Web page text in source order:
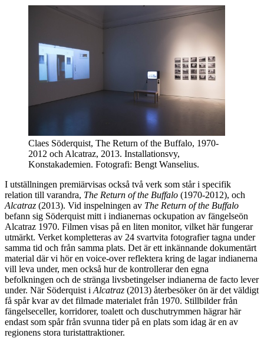
Claes Söderquist, The Return of the Buffalo, 1970-
2012 och Alcatraz, 2013. Installationsvy,
Konstakademien. Fotografi: Bengt Wanselius.
I utställningen premiärvisas också två verk som står i specifik
relation till varandra, The Return of the Buffalo (1970-2012), och
Alcatraz (2013). Vid inspelningen av The Return of the Buffalo
befann sig Söderquist mitt i indianernas ockupation av fängelseön
Alcatraz 1970. Filmen visas på en liten monitor, vilket här fungerar
utmärkt. Verket kompletteras av 24 svartvita fotografier tagna under
samma tid och från samma plats. Det är ett inkännande dokumentärt
material där vi hör en voice-over reflektera kring de lagar indianerna
vill leva under, men också hur de kontrollerar den egna
befolkningen och de stränga livsbetingelser indianerna de facto lever
under. När Söderquist i Alcatraz (2013) återbesöker ön är det väldigt
få spår kvar av det filmade materialet från 1970. Stillbilder från
fängelseceller, korridorer, toalett och duschutrymmen hägrar här
endast som spår från svunna tider på en plats som idag är en av
regionens stora turistattraktioner.